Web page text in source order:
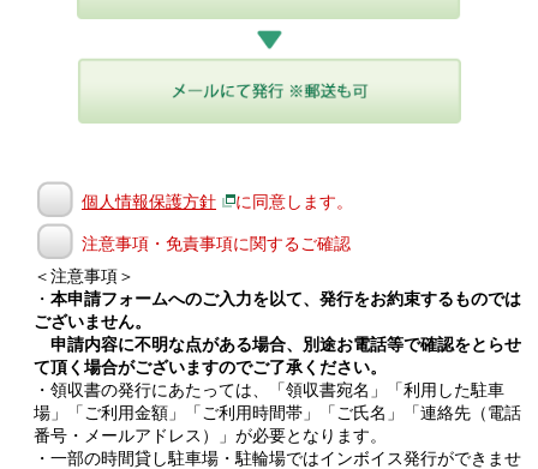
個人情報保護方針 に同意します。
注意事項・免責事項に関するご確認
＜注意事項＞
・ 本申請フォームへのご入力を以て、発行をお約束するものでは
ございません。
申請内容に不明な点がある場合、別途お電話等で確認をとらせ
て頂く場合がございますのでご了承ください。
・領収書の発行にあたっては、「領収書宛名」「利用した駐車
場」「ご利用金額」「ご利用時間帯」「ご氏名」「連絡先（電話
番号・メールアドレス）」が必要となります。
・一部の時間貸し駐車場・駐輪場ではインボイス発行ができませ